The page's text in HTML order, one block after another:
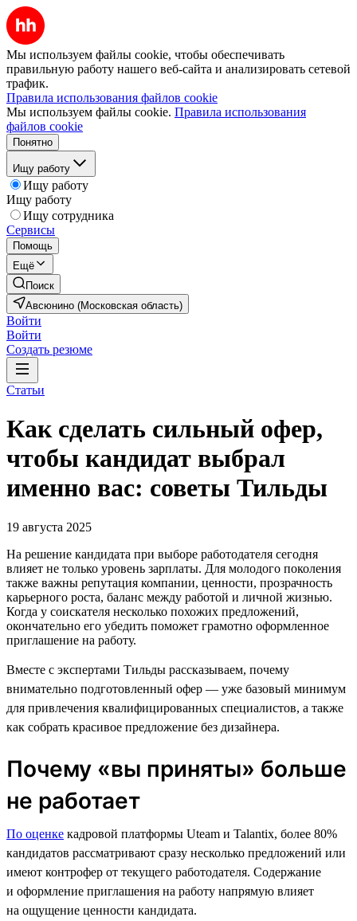
Мы используем файлы cookie, чтобы обеспечивать
правильную работу нашего веб-сайта и анализировать сетевой
трафик.
Правила использования файлов cookie
Мы используем файлы cookie. Правила использования
файлов cookie
Понятно
Ищу работу
Ищу работу
Ищу работу
Ищу сотрудника
Сервисы
Помощь
Ещё
Поиск
Авсюнино (Московская область)
Войти
Войти
Создать резюме
Статьи
Как сделать сильный офер,
чтобы кандидат выбрал
именно вас: советы Тильды
19 августа 2025
На решение кандидата при выборе работодателя сегодня
влияет не только уровень зарплаты. Для молодого поколения
также важны репутация компании, ценности, прозрачность
карьерного роста, баланс между работой и личной жизнью.
Когда у соискателя несколько похожих предложений,
окончательно его убедить поможет грамотно оформленное
приглашение на работу.
Вместе с экспертами Тильды рассказываем, почему
внимательно подготовленный офер — уже базовый минимум
для привлечения квалифицированных специалистов, а также
как собрать красивое предложение без дизайнера.
Почему «вы приняты» больше
не работает
По оценке кадровой платформы Uteam и Talantix, более 80%
кандидатов рассматривают сразу несколько предложений или
имеют контрофер от текущего работодателя. Содержание
и оформление приглашения на работу напрямую влияет
на ощущение ценности кандидата.